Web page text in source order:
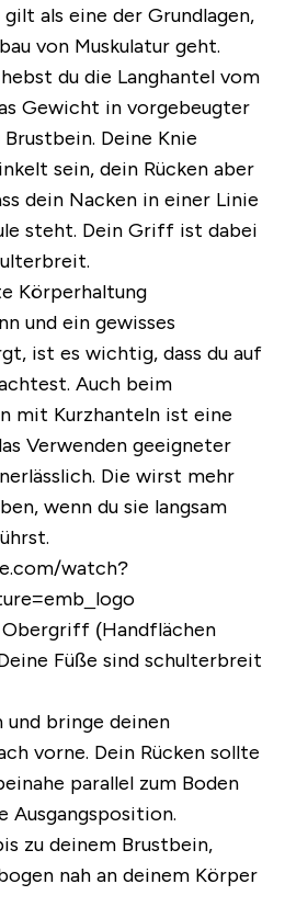
gilt als eine der Grundlagen,
von Muskulatur geht.
du die Langhantel vom
Gewicht in vorgebeugter
Deine Knie
sein, dein Rücken aber
dein Nacken in einer Linie
steht. Dein Griff ist dabei
Körperhaltung
und ein gewisses
ist es wichtig, dass du auf
Auch beim
mit Kurzhanteln ist eine
Verwenden geeigneter
Die wirst mehr
wenn du sie langsam
watch?
(Handflächen
Füße sind schulterbreit
und bringe deinen
vorne. Dein Rücken sollte
parallel zum Boden
Ausgangsposition.
zu deinem Brustbein,
nah an deinem Körper